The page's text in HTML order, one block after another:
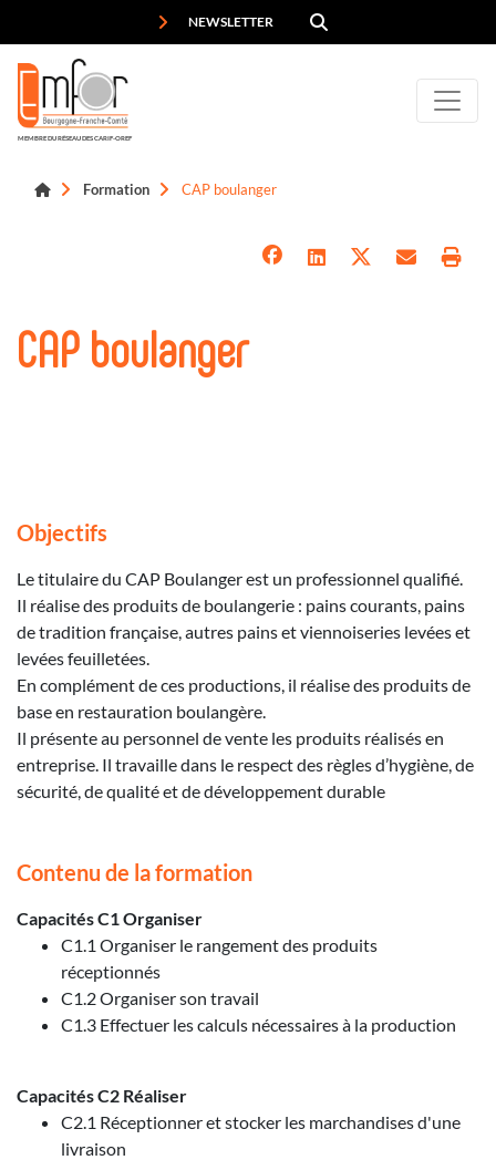
NEWSLETTER
MEMBRE DU RÉSEAU DES CARIF-OREF
Formation CAP boulanger
CAP boulanger
Objectifs
Le titulaire du CAP Boulanger est un professionnel qualifié.
Il réalise des produits de boulangerie : pains courants, pains
de tradition française, autres pains et viennoiseries levées et
levées feuilletées.
En complément de ces productions, il réalise des produits de
base en restauration boulangère.
Il présente au personnel de vente les produits réalisés en
entreprise. Il travaille dans le respect des règles d’hygiène, de
sécurité, de qualité et de développement durable
Contenu de la formation
Capacités C1 Organiser
C1.1 Organiser le rangement des produits
réceptionnés
C1.2 Organiser son travail
C1.3 Effectuer les calculs nécessaires à la production
Capacités C2 Réaliser
C2.1 Réceptionner et stocker les marchandises d'une
livraison
Panneau de gestion des cookies